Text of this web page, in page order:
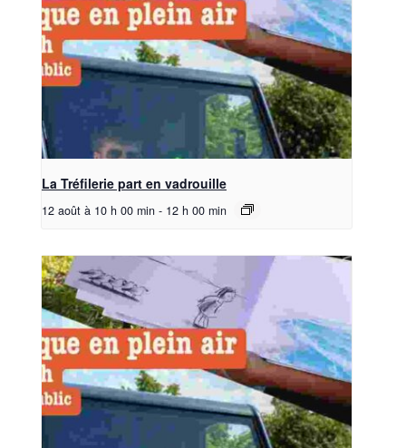
La Tréfilerie part en vadrouille
12 août à 10 h 00 min - 12 h 00 min